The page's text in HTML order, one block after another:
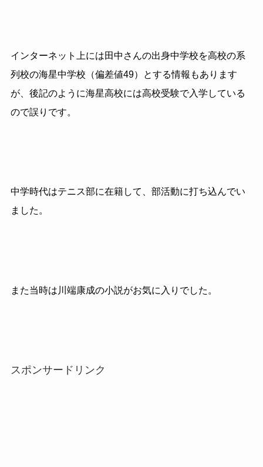
インターネット上には田中さんの出身中学校を高校の系
列校の海星中学校（偏差値49）とする情報もあります
が、後記のように海星高校には高校受験で入学している
ので誤りです。
中学時代はテニス部に在籍して、部活動に打ち込んでい
ました。
また当時は川端康成の小説がお気に入りでした。
スポンサードリンク